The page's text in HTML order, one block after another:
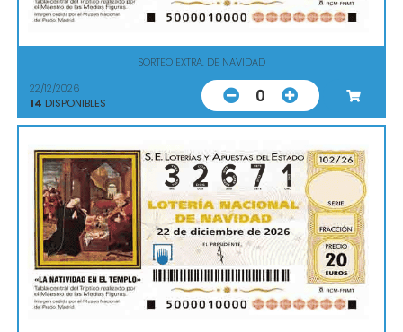
SORTEO EXTRA. DE NAVIDAD
22/12/2026
14 DISPONIBLES 0